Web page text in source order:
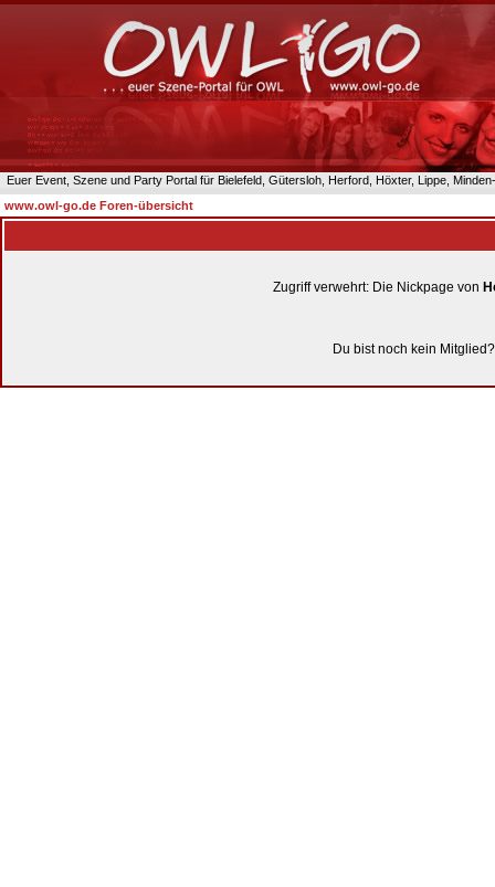
Euer Event, Szene und Party Portal für Bielefeld, Gütersloh, Herford, Höxter, Lippe,
www.owl-go.de Foren-übersicht
Zugriff verwehrt: Die Nickpage von
Du bist noch kein